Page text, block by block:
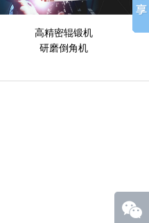
高精密辊锻机
研磨倒角机